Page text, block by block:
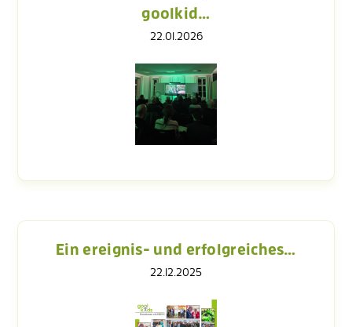
goolkid…
22.01.2026
Ein ereignis- und erfolgreiches…
22.12.2025